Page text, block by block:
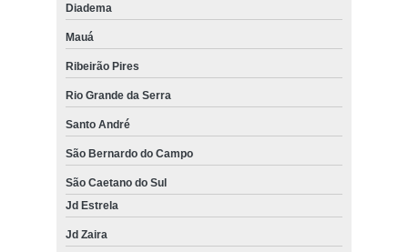
Diadema
Mauá
Ribeirão Pires
Rio Grande da Serra
Santo André
São Bernardo do Campo
São Caetano do Sul
Jd Estrela
Jd Zaira